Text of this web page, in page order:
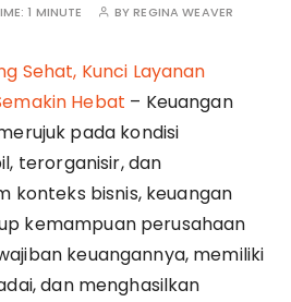
1 MINUTE BYREGINA WEAVER
Sehat, Kunci Layanan
Hebat – Keuangan
pada kondisi
terorganisir, dan
konteks bisnis, keuangan
kemampuan perusahaan
keuangannya, memiliki
dan menghasilkan